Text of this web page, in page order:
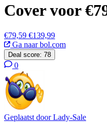
Cover voor
€79,59 €139,99
Ga naar bol.com
Deal score: 78
0
Geplaatst doorLady-Sale